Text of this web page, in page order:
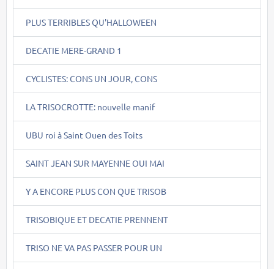
PLUS TERRIBLES QU'HALLOWEEN
DECATIE MERE-GRAND 1
CYCLISTES: CONS UN JOUR, CONS
LA TRISOCROTTE: nouvelle manif
UBU roi à Saint Ouen des Toits
SAINT JEAN SUR MAYENNE OUI MAI
Y A ENCORE PLUS CON QUE TRISOB
TRISOBIQUE ET DECATIE PRENNENT
TRISO NE VA PAS PASSER POUR UN